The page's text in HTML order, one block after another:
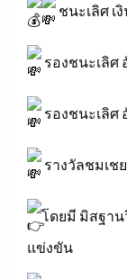
ชนะเลิศ เ
รองชนะเลิศ
รองชนะเลิศ
รางวัลชมเช
โดยมี มิสฐาน
แข่งขัน